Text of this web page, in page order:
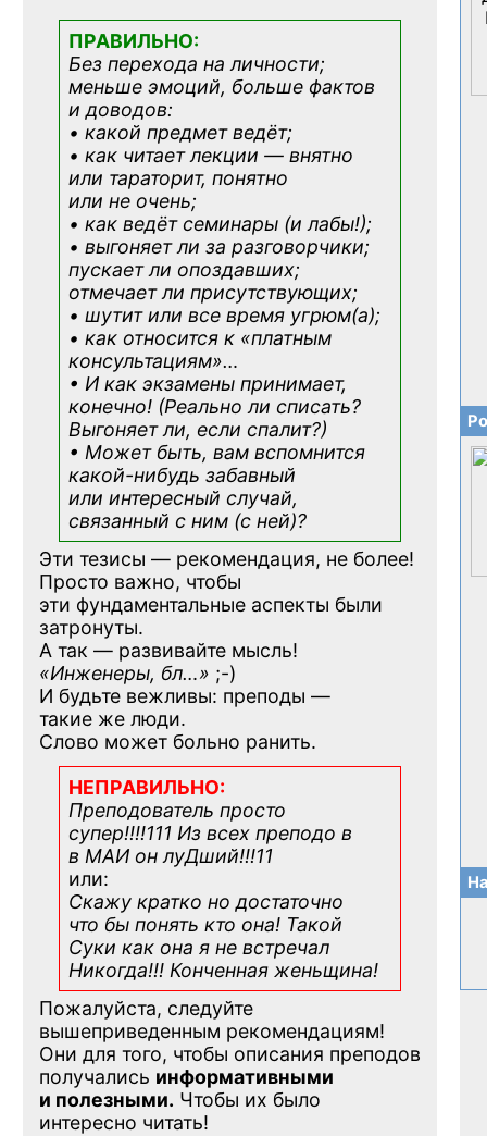
ПРАВИЛЬНО:
Без перехода на личности;
меньше эмоций, больше фактов
и доводов:
• какой предмет ведёт;
• как читает лекции — внятно
или тараторит, понятно
или не очень;
• как ведёт семинары (и лабы!);
• выгоняет ли за разговорчики;
пускает ли опоздавших;
отмечает ли присутствующих;
• шутит или все время угрюм(а);
• как относится к «платным
консультациям»…
• И как экзамены принимает,
конечно! (Реально ли списать?
Выгоняет ли, если спалит?)
• Может быть, вам вспомнится
какой-нибудь забавный
или интересный случай,
связанный с ним (с ней)?
Эти тезисы — рекомендация, не более!
Просто важно, чтобы
эти фундаментальные аспекты были
затронуты.
А так — развивайте мысль!
«Инженеры, бл…» ;-)
И будьте вежливы: преподы —
такие же люди.
Слово может больно ранить.
НЕПРАВИЛЬНО:
Преподователь просто
супер!!!!111 Из всех преподо в
в МАИ он луДший!!!11
или:
Скажу кратко но достаточно
что бы понять кто она! Такой
Суки как она я не встречал
Никогда!!! Конченная женьщина!
Пожалуйста, следуйте
вышеприведенным рекомендациям!
Они для того, чтобы описания преподов
получались информативными
и полезными. Чтобы их было
интересно читать!